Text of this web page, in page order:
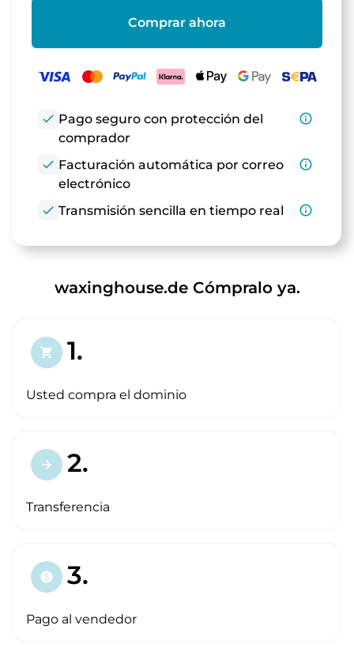
Comprar ahora
check Pago seguro con protección del
comprador
info_outline
check Facturación automática por correo
electrónico
info_outline
check Transmisión sencilla en tiempo real info_outline
waxinghouse.de Cómpralo ya.
shopping_cart 1.
Usted compra el dominio
arrow_forward 2.
Transferencia
paid 3.
Pago al vendedor